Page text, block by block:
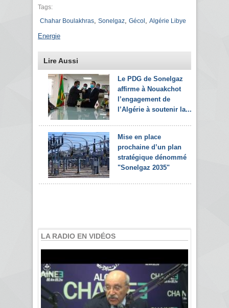
Tags:
Chahar Boulakhras Sonelgaz Gécol Algérie Libye
Energie
Lire Aussi
Le PDG de Sonelgaz
affirme à Nouakchot
l’engagement de
l’Algérie à soutenir la...
Mise en place
prochaine d’un plan
stratégique dénommé
"Sonelgaz 2035"
LA RADIO EN VIDÉOS